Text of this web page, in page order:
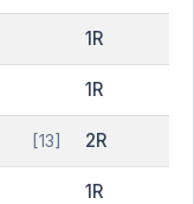
1R
1R
[13] 2R
1R